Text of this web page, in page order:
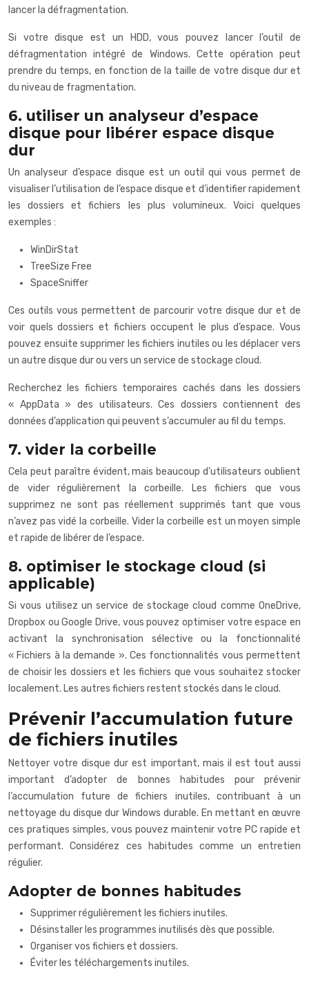
lancer la défragmentation.
Si votre disque est un HDD, vous pouvez lancer l’outil de
défragmentation intégré de Windows. Cette opération peut
prendre du temps, en fonction de la taille de votre disque dur et
du niveau de fragmentation.
6. utiliser un analyseur d’espace
disque pour libérer espace disque
dur
Un analyseur d’espace disque est un outil qui vous permet de
visualiser l’utilisation de l’espace disque et d’identifier rapidement
les dossiers et fichiers les plus volumineux. Voici quelques
exemples :
WinDirStat
TreeSize Free
SpaceSniffer
Ces outils vous permettent de parcourir votre disque dur et de
voir quels dossiers et fichiers occupent le plus d’espace. Vous
pouvez ensuite supprimer les fichiers inutiles ou les déplacer vers
un autre disque dur ou vers un service de stockage cloud.
Recherchez les fichiers temporaires cachés dans les dossiers
« AppData » des utilisateurs. Ces dossiers contiennent des
données d’application qui peuvent s’accumuler au fil du temps.
7. vider la corbeille
Cela peut paraître évident, mais beaucoup d’utilisateurs oublient
de vider régulièrement la corbeille. Les fichiers que vous
supprimez ne sont pas réellement supprimés tant que vous
n’avez pas vidé la corbeille. Vider la corbeille est un moyen simple
et rapide de libérer de l’espace.
8. optimiser le stockage cloud (si
applicable)
Si vous utilisez un service de stockage cloud comme OneDrive,
Dropbox ou Google Drive, vous pouvez optimiser votre espace en
activant la synchronisation sélective ou la fonctionnalité
« Fichiers à la demande ». Ces fonctionnalités vous permettent
de choisir les dossiers et les fichiers que vous souhaitez stocker
localement. Les autres fichiers restent stockés dans le cloud.
Prévenir l’accumulation future
de fichiers inutiles
Nettoyer votre disque dur est important, mais il est tout aussi
important d’adopter de bonnes habitudes pour prévenir
l’accumulation future de fichiers inutiles, contribuant à un
nettoyage du disque dur Windows durable. En mettant en œuvre
ces pratiques simples, vous pouvez maintenir votre PC rapide et
performant. Considérez ces habitudes comme un entretien
régulier.
Adopter de bonnes habitudes
Supprimer régulièrement les fichiers inutiles.
Désinstaller les programmes inutilisés dès que possible.
Organiser vos fichiers et dossiers.
Éviter les téléchargements inutiles.